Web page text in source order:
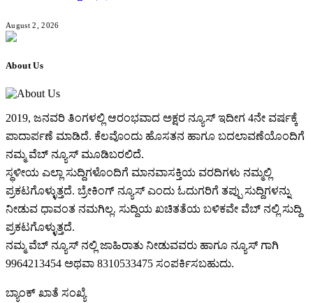
August 2, 2026
About Us
2019, ಜನವರಿ‌ ತಿಂಗಳಲ್ಲಿ ಆರಂಭವಾದ ಅಕ್ಷರ ನ್ಯೂಸ್ ಇದೀಗ 4ನೇ ವರ್ಷಕ್ಕೆ
ಪಾದಾರ್ಪಣೆ ಮಾಡಿದೆ. ಕೆಲವೊಂದು ಹೊಸತನ ಹಾಗೂ ಬದಲಾವಣೆಯೊಂದಿಗೆ
ನಮ್ಮ ವೆಬ್ ನ್ಯೂಸ್ ಮೂಡಿಬರಲಿದೆ.
ಸ್ಥಳೀಯ ಎಲ್ಲಾ ಸುದ್ದಿಗಳೊಂದಿಗೆ ಮಾನವಾಸಕ್ತಿಯ ವರದಿಗಳು ನಮ್ಮಲ್ಲಿ
ಪ್ರಕಟಗೊಳ್ಳುತ್ತದೆ. ಬ್ರೇಕಿಂಗ್ ನ್ಯೂಸ್ ಎಂದು ಓದುಗರಿಗೆ ತಪ್ಪು ಸುದ್ದಿಗಳನ್ನು
ನೀಡುವ ಧಾವಂತ ನಮಗಿಲ್ಲ. ಸುದ್ದಿಯ ಖಚಿತತೆಯ ಬಳಿಕವೇ ವೆಬ್ ನಲ್ಲಿ ಸುದ್ದಿ
ಪ್ರಕಟಗೊಳ್ಳುತ್ತದೆ.
ನಮ್ಮ ವೆಬ್ ನ್ಯೂಸ್ ನಲ್ಲಿ ಜಾಹಿರಾತು ನೀಡುವವರು ಹಾಗೂ ನ್ಯೂಸ್ ಗಾಗಿ
9964213454 ಅಥವಾ 8310533475 ಸಂಪರ್ಕಿಸಬಹುದು.
ಬ್ಯಾಂಕ್ ಖಾತೆ ಸಂಖ್ಯೆ